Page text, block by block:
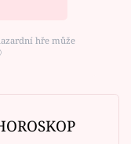
hře může